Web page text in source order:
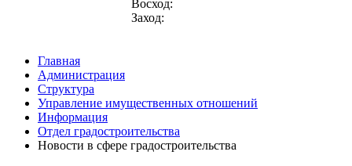
Восход:
Заход:
Главная
Администрация
Структура
Управление имущественных отношений
Информация
Отдел градостроительства
Новости в сфере градостроительства